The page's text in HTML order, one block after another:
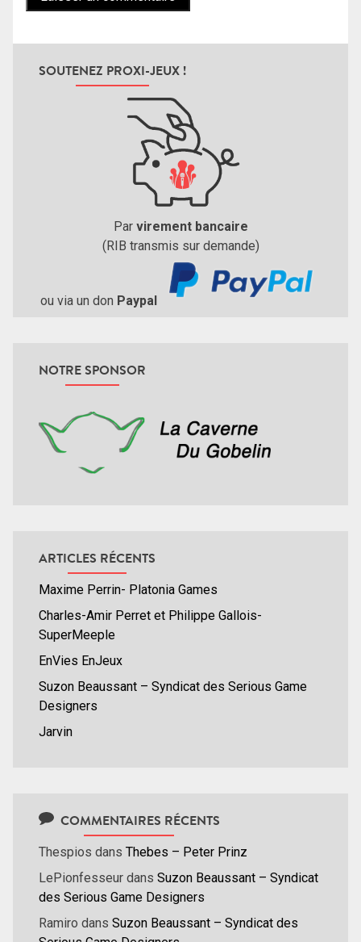
SOUTENEZ PROXI-JEUX !
Par virement bancaire
(RIB transmis sur demande)
ou via un don Paypal
NOTRE SPONSOR
ARTICLES RÉCENTS
Maxime Perrin- Platonia Games
Charles-Amir Perret et Philippe Gallois-
SuperMeeple
EnVies EnJeux
Suzon Beaussant – Syndicat des Serious Game
Designers
Jarvin
COMMENTAIRES RÉCENTS
Thespios dans Thebes – Peter Prinz
LePionfesseur dans Suzon Beaussant – Syndicat
des Serious Game Designers
Ramiro dans Suzon Beaussant – Syndicat des